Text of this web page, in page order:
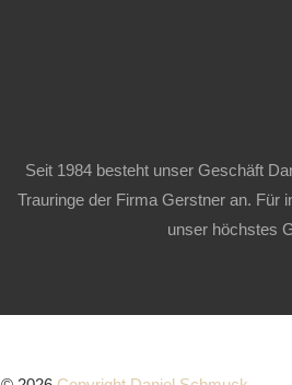
Seit 1984 besteht unser Geschäft
Trauringe der Firma Gerstner an. Für
unser höchstes